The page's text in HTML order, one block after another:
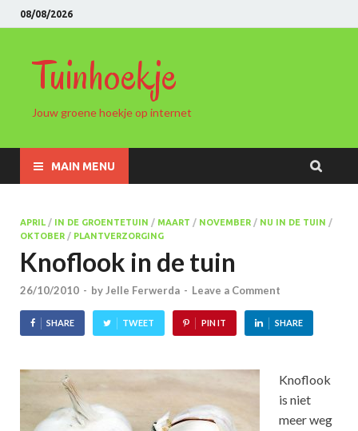
08/08/2026
Tuinhoekje
Jouw groene hoekje op internet
MAIN MENU
APRIL / IN DE GROENTETUIN / MAART / NOVEMBER / NU IN DE TUIN /
OKTOBER / PLANTVERZORGING
Knoflook in de tuin
26/10/2010 - byJelle Ferwerda - Leave a Comment
SHARE TWEET PIN IT SHARE
Knoflook
is niet
meer weg